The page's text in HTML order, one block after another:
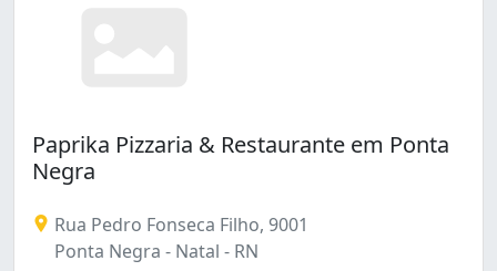
Paprika Pizzaria & Restaurante em Ponta
Negra
Rua Pedro Fonseca Filho, 9001
Ponta Negra - Natal - RN